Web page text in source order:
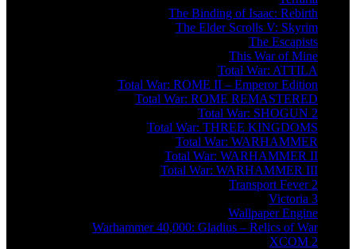
The Binding of Isaac: Rebirth
The Elder Scrolls V: Skyrim
The Escapists
This War of Mine
Total War: ATTILA
Total War: ROME II – Emperor Edition
Total War: ROME REMASTERED
Total War: SHOGUN 2
Total War: THREE KINGDOMS
Total War: WARHAMMER
Total War: WARHAMMER II
Total War: WARHAMMER III
Transport Fever 2
Victoria 3
Wallpaper Engine
Warhammer 40,000: Gladius – Relics of War
XCOM 2